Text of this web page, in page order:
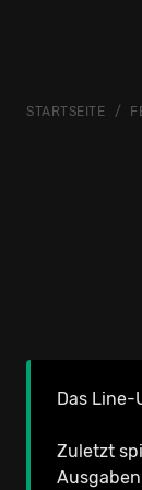
STARTSEITE
Das
Zuletzt